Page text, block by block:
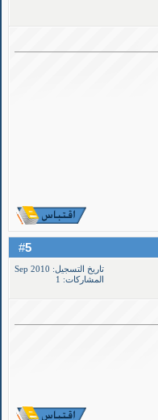
5
تاريخ التسجيل: Sep 2010
المشاركات: 1